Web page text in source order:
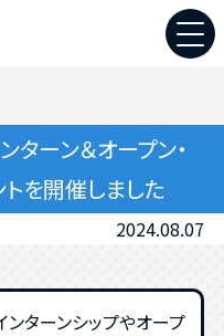
ターン＆オープン・
を開催しました
2024.08.07
ンターンシップやオープ